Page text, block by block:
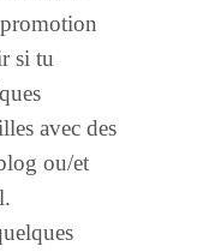
si tu
avec des
ou/et